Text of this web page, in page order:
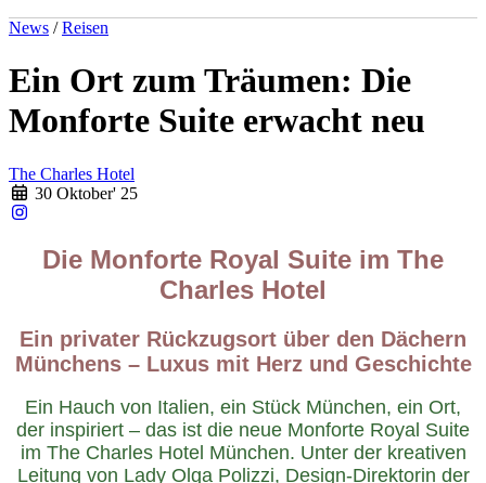
News /Reisen
Ein Ort zum Träumen: Die
Monforte Suite erwacht neu
The Charles Hotel
30 Oktober' 25
Die Monforte Royal Suite im The
Charles Hotel
Ein privater Rückzugsort über den Dächern
Münchens – Luxus mit Herz und Geschichte
Ein Hauch von Italien, ein Stück München, ein Ort,
der inspiriert – das ist die neue Monforte Royal Suite
im The Charles Hotel München. Unter der kreativen
Leitung von Lady Olga Polizzi, Design-Direktorin der